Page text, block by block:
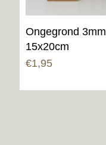
Ongegrond 3mm
15x20cm
€1,95